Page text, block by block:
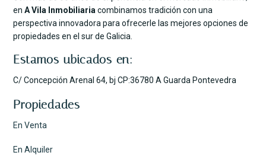
enA Vila Inmobiliaria combinamos tradición con una
perspectiva innovadora para ofrecerle las mejores opciones de
propiedades en el sur de Galicia.
Estamos ubicados en:
C/ Concepción Arenal 64, bj CP:36780 A Guarda Pontevedra
Propiedades
En Venta
En Alquiler